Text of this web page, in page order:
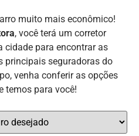
muito mais econômico!
, você terá um corretor
cidade para encontrar as
principais seguradoras do
venha conferir as opções
temos para você!